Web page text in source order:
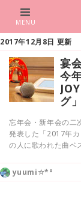
MENU
2017年12月8日 更新
宴
今
グ」
忘年会・新年会の二
発表した「2017年
の人に歌われた曲ベ
yuumi☆*°